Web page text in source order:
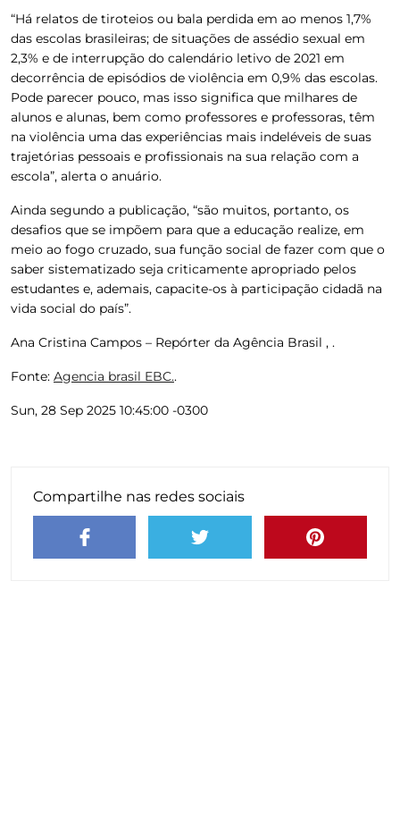
“Há relatos de tiroteios ou bala perdida em ao menos 1,7%
das escolas brasileiras; de situações de assédio sexual em
2,3% e de interrupção do calendário letivo de 2021 em
decorrência de episódios de violência em 0,9% das escolas.
Pode parecer pouco, mas isso significa que milhares de
alunos e alunas, bem como professores e professoras, têm
na violência uma das experiências mais indeléveis de suas
trajetórias pessoais e profissionais na sua relação com a
escola”, alerta o anuário.
Ainda segundo a publicação, “são muitos, portanto, os
desafios que se impõem para que a educação realize, em
meio ao fogo cruzado, sua função social de fazer com que o
saber sistematizado seja criticamente apropriado pelos
estudantes e, ademais, capacite-os à participação cidadã na
vida social do país”.
Ana Cristina Campos – Repórter da Agência Brasil , .
Fonte: Agencia brasil EBC..
Sun, 28 Sep 2025 10:45:00 -0300
Compartilhe nas redes sociais